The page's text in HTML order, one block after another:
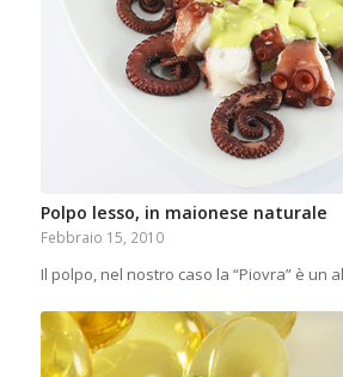
Polpo lesso, in maionese naturale
Febbraio 15, 2010
Il polpo, nel nostro caso la “Piovra” è un